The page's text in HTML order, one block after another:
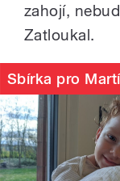
zahojí,
Zatloukal.
Sbírka pro